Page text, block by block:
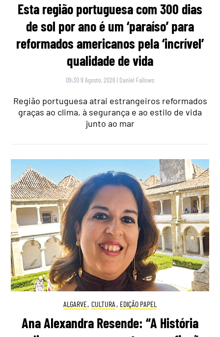
Esta região portuguesa com 300 dias
de sol por ano é um ‘paraíso’ para
reformados americanos pela ‘incrível’
qualidade de vida
09:30 9 Agosto, 2026 | Daniel Fallows
Região portuguesa atrai estrangeiros reformados
graças ao clima, à segurança e ao estilo de vida
junto ao mar
ALGARVE, CULTURA , EDIÇÃO PAPEL
Ana Alexandra Resende: “A História